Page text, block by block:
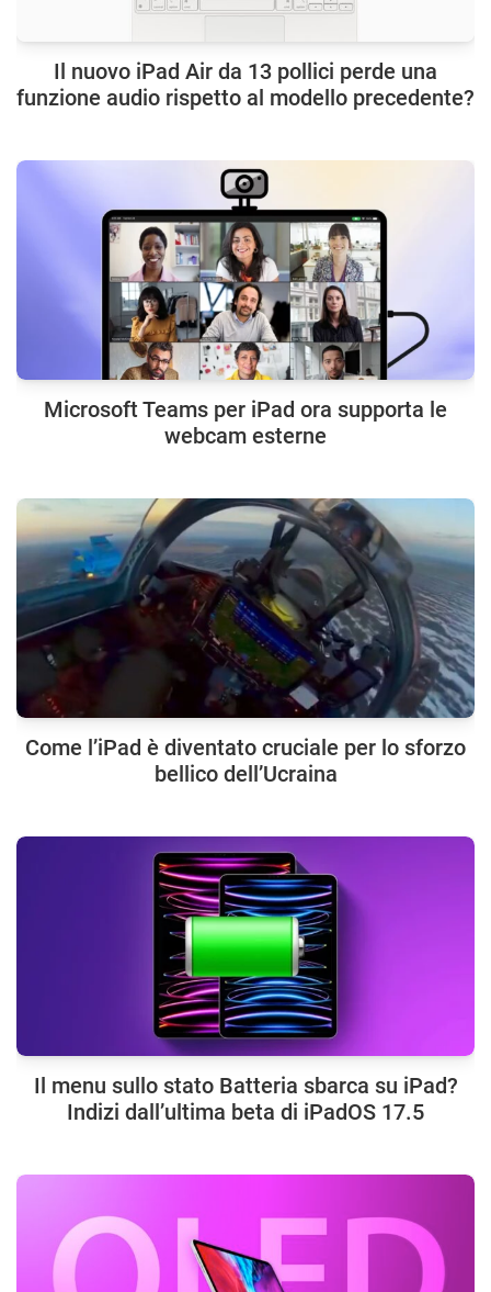
Il nuovo iPad Air da 13 pollici perde una
funzione audio rispetto al modello precedente?
Microsoft Teams per iPad ora supporta le
webcam esterne
Come l’iPad è diventato cruciale per lo sforzo
bellico dell’Ucraina
Il menu sullo stato Batteria sbarca su iPad?
Indizi dall’ultima beta di iPadOS 17.5